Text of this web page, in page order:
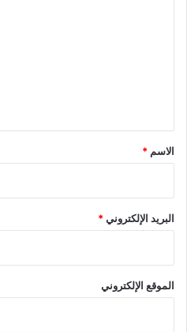
*
الاسم *
البريد الإلكتروني*
الموقع الإلكتروني